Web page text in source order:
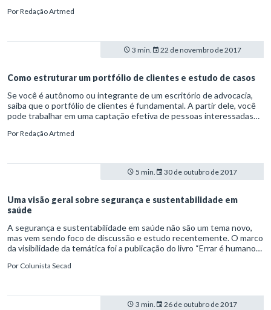
do Coração (HCor), em São Paulo, mostra que 55% dos rompimentos
PorRedação Artmed
3 min. 22 de novembro de 2017
Como estruturar um portfólio de clientes e estudo de casos
Se você é autônomo ou integrante de um escritório de advocacia,
saiba que o portfólio de clientes é fundamental. A partir dele, você
pode trabalhar em uma captação efetiva de pessoas interessadas
PorRedação Artmed
5 min. 30 de outubro de 2017
Uma visão geral sobre segurança e sustentabilidade em
saúde
A segurança e sustentabilidade em saúde não são um tema novo,
mas vem sendo foco de discussão e estudo recentemente. O marco
da visibilidade da temática foi a publicação do livro “Errar é humano:
Instituto Médico dos EUA, constatando que um grande número de
dimensões da qualidade: a segurança do paciente.1
Por Colunista Secad
3 min. 26 de outubro de 2017